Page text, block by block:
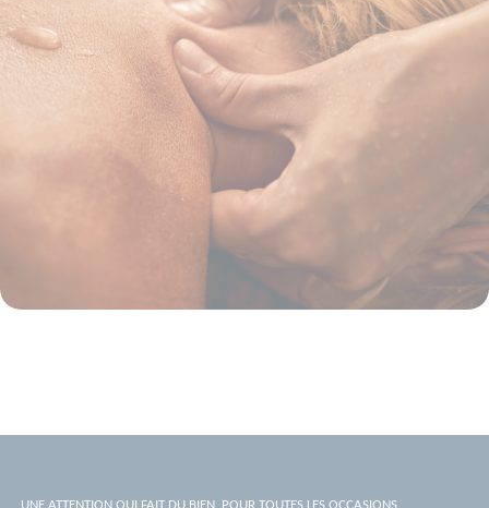
UNE ATTENTION QUI FAIT DU BIEN, POUR TOUTES LES OCCASIONS